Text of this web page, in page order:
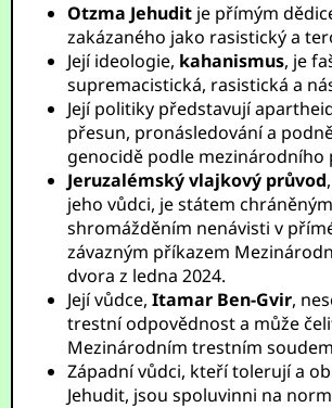
Otzma Jehudit je přímým
zakázaného jako rasistický a
Její ideologie, kahanismus, je
supremacistická, rasistická a
Její politiky představují
přesun, pronásledování a
genocidě podle mezinárodního
Jeruzalémský vlajkový průvod
jeho vůdci, je státem chráněným
shromážděním nenávisti v
závazným příkazem
dvora z ledna 2024.
Její vůdce,Itamar Ben-Gvir,
trestní odpovědnost a může
Mezinárodním trestním
Západní vůdci, kteří tolerují a
Jehudit, jsou spoluvinni na